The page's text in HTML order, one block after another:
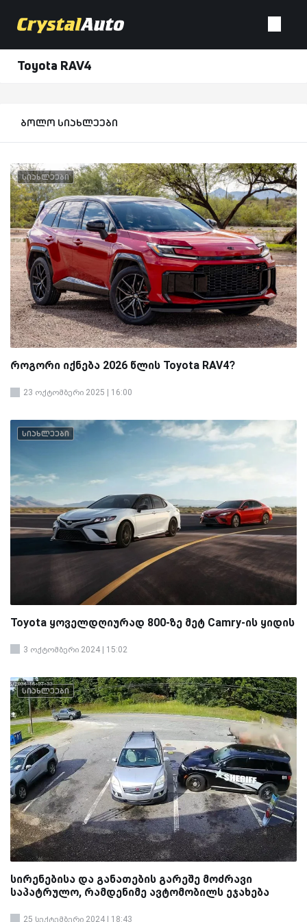
Toyota RAV4
ბოლო სიახლეები
სიახლეები
როგორი იქნება 2026 წლის Toyota RAV4?
23 ოქტომბერი 2025 | 16:00
სიახლეები
Toyota ყოველდღიურად 800-ზე მეტ Camry-ის ყიდის
3 ოქტომბერი 2024 | 15:02
სიახლეები
სირენებისა და განათების გარეშე მოძრავი
საპატრულო, რამდენიმე ავტომობილს ეჯახება
25 სექტემბერი 2024 | 18:43